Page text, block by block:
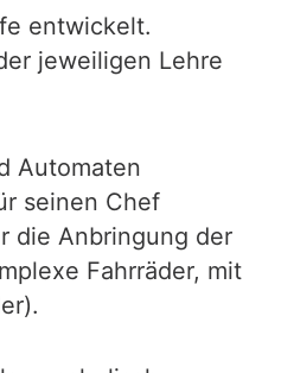
entwickelt.
jeweiligen Lehre
Automaten
seinen Chef
die Anbringung der
Fahrräder, mit